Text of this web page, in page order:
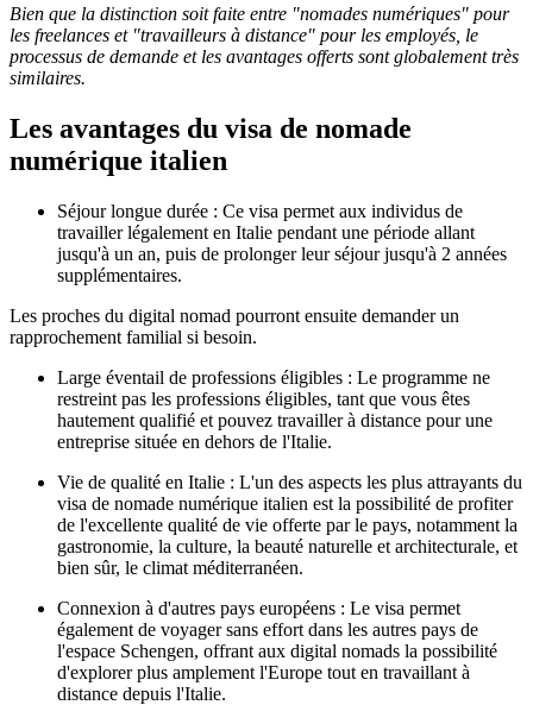
Bien que la distinction soit faite entre "nomades numériques" pour
les freelances et "travailleurs à distance" pour les employés, le
processus de demande et les avantages offerts sont globalement très
similaires.
Les avantages du visa de nomade
numérique italien
Séjour longue durée : Ce visa permet aux individus de
travailler légalement en Italie pendant une période allant
jusqu'à un an, puis de prolonger leur séjour jusqu'à 2 années
supplémentaires.
Les proches du digital nomad pourront ensuite demander un
rapprochement familial si besoin.
Large éventail de professions éligibles : Le programme ne
restreint pas les professions éligibles, tant que vous êtes
hautement qualifié et pouvez travailler à distance pour une
entreprise située en dehors de l'Italie.
Vie de qualité en Italie : L'un des aspects les plus attrayants du
visa de nomade numérique italien est la possibilité de profiter
de l'excellente qualité de vie offerte par le pays, notamment la
gastronomie, la culture, la beauté naturelle et architecturale, et
bien sûr, le climat méditerranéen.
Connexion à d'autres pays européens : Le visa permet
également de voyager sans effort dans les autres pays de
l'espace Schengen, offrant aux digital nomads la possibilité
d'explorer plus amplement l'Europe tout en travaillant à
distance depuis l'Italie.